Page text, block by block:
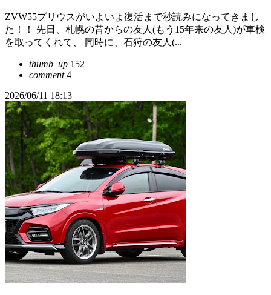
ZVW55プリウスがいよいよ復活まで秒読みになってきまし
た！！ 先日、札幌の昔からの友人(もう15年来の友人)が車検
を取ってくれて、 同時に、石狩の友人(...
thumb_up 152
comment4
2026/06/11 18:13